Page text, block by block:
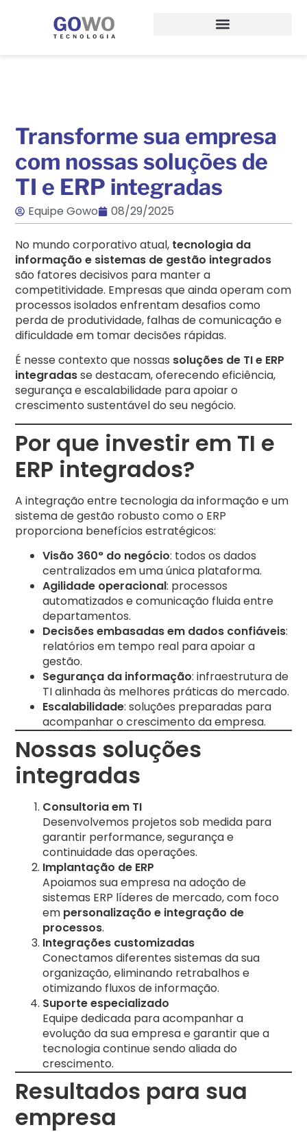
Transforme sua empresa
com nossas soluções de
TI e ERP integradas
Equipe Gowo 08/29/2025
No mundo corporativo atual, tecnologia da
informação e sistemas de gestão integrados
são fatores decisivos para manter a
competitividade. Empresas que ainda operam com
processos isolados enfrentam desafios como
perda de produtividade, falhas de comunicação e
dificuldade em tomar decisões rápidas.
É nesse contexto que nossas soluções de TI e ERP
integradasse destacam, oferecendo eficiência,
segurança e escalabilidade para apoiar o
crescimento sustentável do seu negócio.
Por que investir em TI e
ERP integrados?
A integração entre tecnologia da informação e um
sistema de gestão robusto como o ERP
proporciona benefícios estratégicos:
Visão 360° do negócio: todos os dados
centralizados em uma única plataforma.
Agilidade operacional: processos
automatizados e comunicação fluida entre
departamentos.
Decisões embasadas em dados confiáveis:
relatórios em tempo real para apoiar a
gestão.
Segurança da informação: infraestrutura de
TI alinhada às melhores práticas do mercado.
Escalabilidade: soluções preparadas para
acompanhar o crescimento da empresa.
Nossas soluções
integradas
Consultoria em TI
Desenvolvemos projetos sob medida para
garantir performance, segurança e
continuidade das operações.
Implantação de ERP
Apoiamos sua empresa na adoção de
sistemas ERP líderes de mercado, com foco
em personalização e integração de
processos.
Integrações customizadas
Conectamos diferentes sistemas da sua
organização, eliminando retrabalhos e
otimizando fluxos de informação.
Suporte especializado
Equipe dedicada para acompanhar a
evolução da sua empresa e garantir que a
tecnologia continue sendo aliada do
crescimento.
Resultados para sua
empresa